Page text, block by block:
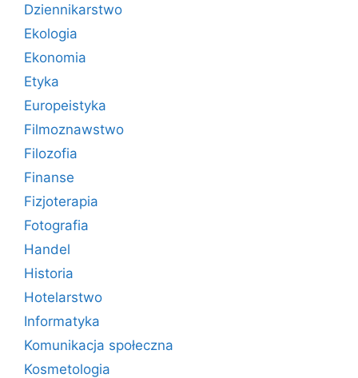
Dziennikarstwo
Ekologia
Ekonomia
Etyka
Europeistyka
Filmoznawstwo
Filozofia
Finanse
Fizjoterapia
Fotografia
Handel
Historia
Hotelarstwo
Informatyka
Komunikacja społeczna
Kosmetologia